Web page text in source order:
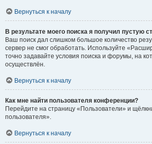
Вернуться к началу
В результате моего поиска я получил пустую
Ваш поиск дал слишком большое количество
сервер не смог обработать. Используйте
точно задавайте условия поиска и форумы, на
осуществлён.
Вернуться к началу
Как мне найти пользователя конференции?
Перейдите на страницу «Пользователи» и
пользователя».
Вернуться к началу